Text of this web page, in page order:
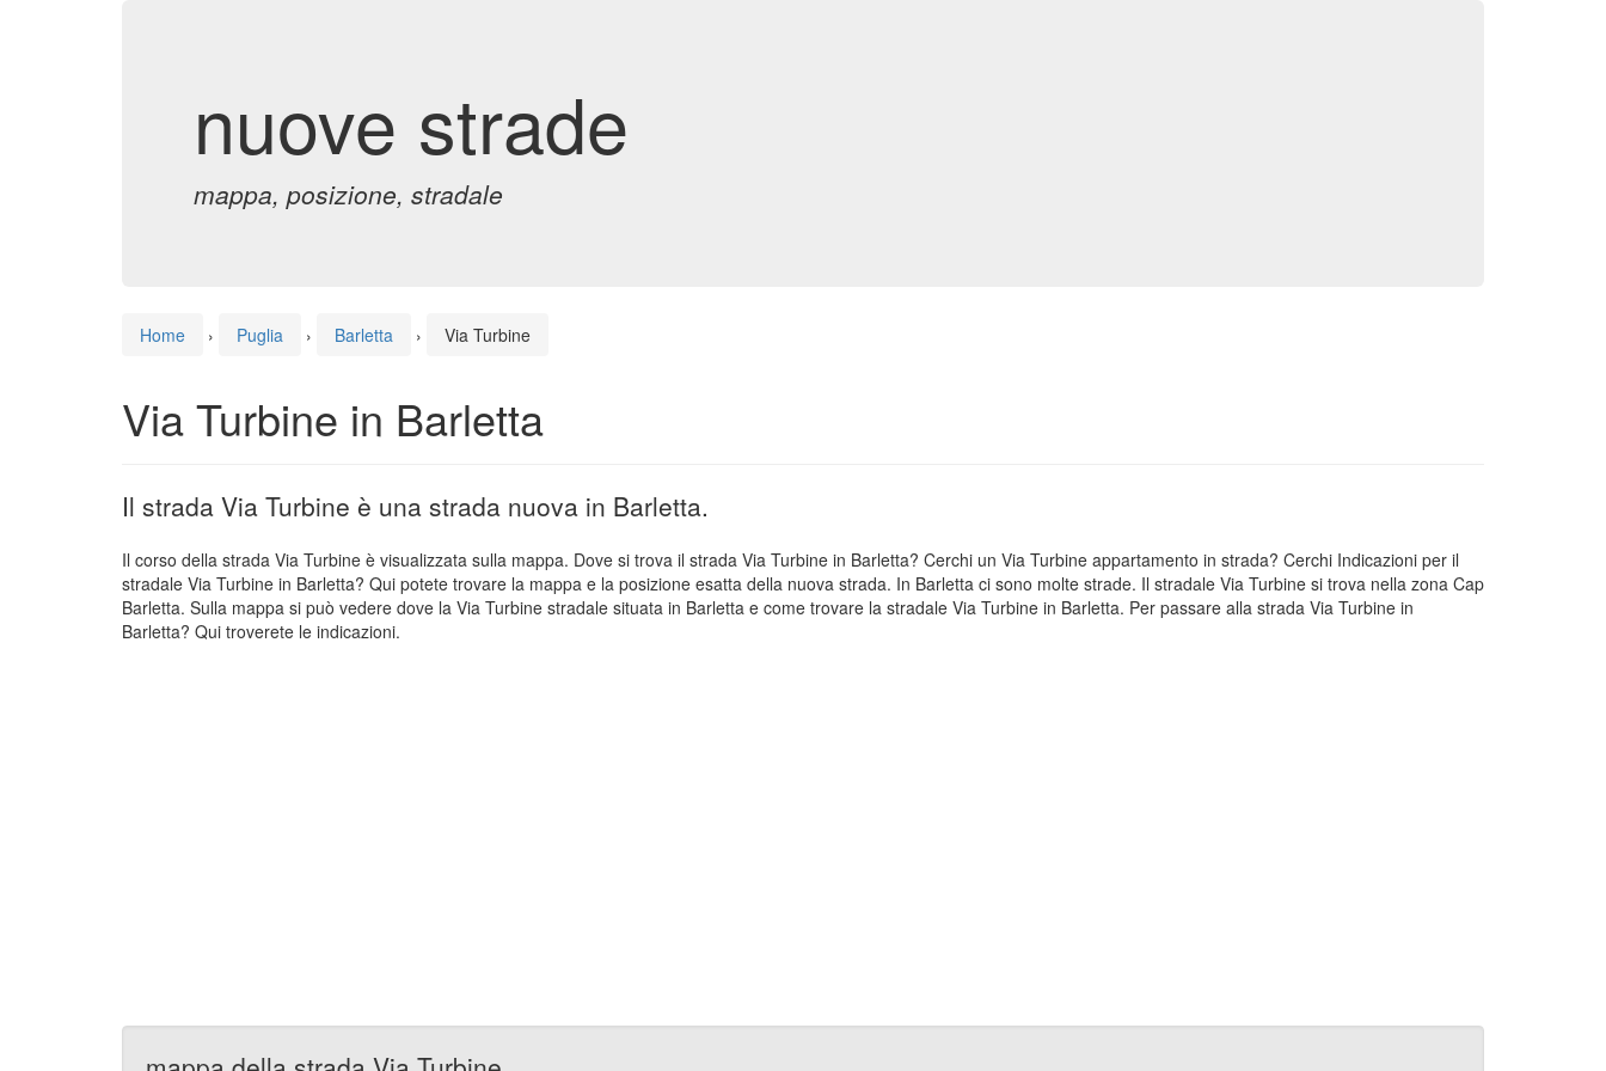
nuove strade
mappa, posizione, stradale
Home › Puglia › Barletta › Via Turbine
Via Turbine in Barletta
Il strada Via Turbine è una strada nuova in Barletta.
Il corso della strada Via Turbine è visualizzata sulla mappa. Dove si trova il strada Via Turbine in Barletta? Cerchi un Via Turbine appartamento in strada? Cerchi Indicazioni per il
stradale Via Turbine in Barletta? Qui potete trovare la mappa e la posizione esatta della nuova strada. In Barletta ci sono molte strade. Il stradale Via Turbine si trova nella zona Cap
Barletta. Sulla mappa si può vedere dove la Via Turbine stradale situata in Barletta e come trovare la stradale Via Turbine in Barletta. Per passare alla strada Via Turbine in
Barletta? Qui troverete le indicazioni.